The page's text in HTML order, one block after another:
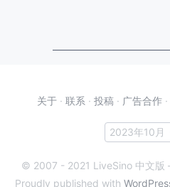
关于 · 联系 · 投稿 · 广告合作 ·
© 2007 - 2021 LiveSino 中文版
Proudly published with